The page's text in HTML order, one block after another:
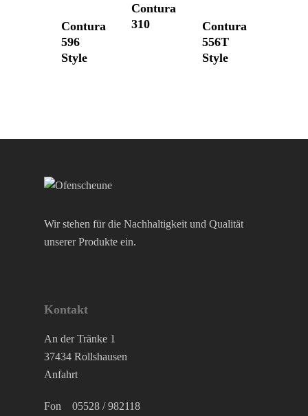
Contura
596
Style
Contura
310
Contura
556T
Style
Wir stehen für die Nachhaltigkeit und Qualität
unserer Produkte ein.
Kontakt
An der Tränke 1
37434 Rollshausen
Anfahrt
Fon 05528 / 982118
Hase
HWAM
Aktionen
Kontakt